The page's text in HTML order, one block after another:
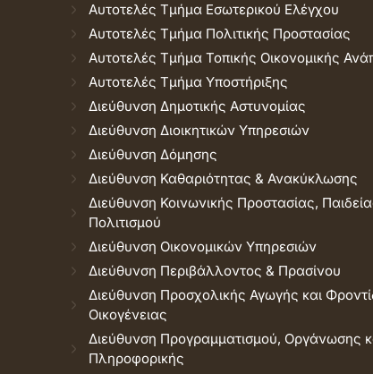
Αυτοτελές Τμήμα Εσωτερικού Ελέγχου
Αυτοτελές Τμήμα Πολιτικής Προστασίας
Αυτοτελές Τμήμα Τοπικής Οικονομικής
Αυτοτελές Τμήμα Υποστήριξης
Διεύθυνση Δημοτικής Αστυνομίας
Διεύθυνση Διοικητικών Υπηρεσιών
Διεύθυνση Δόμησης
Διεύθυνση Καθαριότητας & Ανακύκλωσης
Διεύθυνση Κοινωνικής Προστασίας,
Πολιτισμού
Διεύθυνση Οικονομικών Υπηρεσιών
Διεύθυνση Περιβάλλοντος & Πρασίνου
Διεύθυνση Προσχολικής Αγωγής και
Οικογένειας
Διεύθυνση Προγραμματισμού, Οργάνωσης
Πληροφορικής